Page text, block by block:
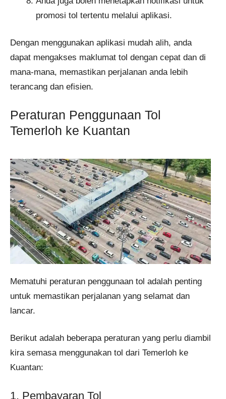
promosi tol tertentu melalui aplikasi.
Dengan menggunakan aplikasi mudah alih, anda
dapat mengakses maklumat tol dengan cepat dan di
mana-mana, memastikan perjalanan anda lebih
terancang dan efisien.
Peraturan Penggunaan Tol
Temerloh ke Kuantan
Mematuhi peraturan penggunaan tol adalah penting
untuk memastikan perjalanan yang selamat dan
lancar.
Berikut adalah beberapa peraturan yang perlu diambil
kira semasa menggunakan tol dari Temerloh ke
Kuantan:
1. Pembayaran Tol